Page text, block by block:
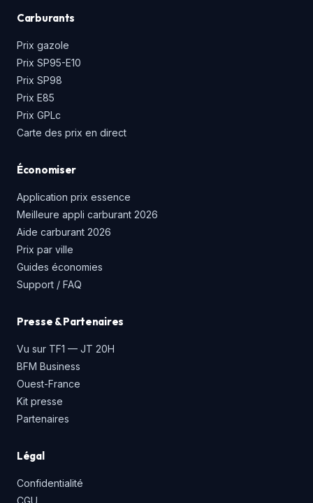
Carburants
Prix gazole
Prix SP95-E10
Prix SP98
Prix E85
Prix GPLc
Carte des prix en direct
Économiser
Application prix essence
Meilleure appli carburant 2026
Aide carburant 2026
Prix par ville
Guides économies
Support / FAQ
Presse & Partenaires
Vu sur TF1 — JT 20H
BFM Business
Ouest-France
Kit presse
Partenaires
Légal
Confidentialité
CGU